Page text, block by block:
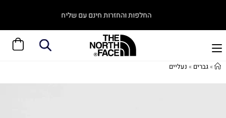
החלפות והחזרות חינם עם שליח
»גברים » נעליים